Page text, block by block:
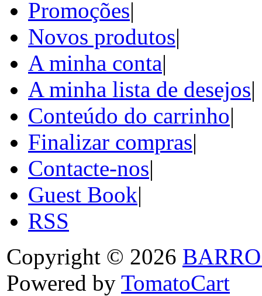
Promoções|
Novos produtos|
A minha conta|
A minha lista de desejos|
Conteúdo do carrinho|
Finalizar compras|
Contacte-nos|
Guest Book|
RSS
Copyright © 2026
Powered by TomatoCart